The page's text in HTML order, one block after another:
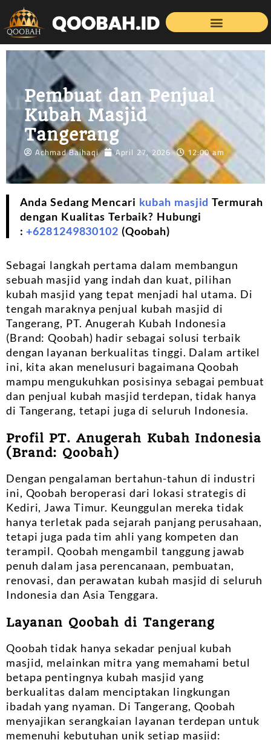
Pembuat dan Penjual
Kubah Masjid
Tangerang
Achmad Baihaqi April 27, 2026 12:00 am
Anda Sedang Mencari kubah masjid Termurah
dengan Kualitas Terbaik? Hubungi
:+6281249830102 (Qoobah)
Sebagai langkah pertama dalam membangun
sebuah masjid yang indah dan kuat, pilihan
kubah masjid yang tepat menjadi hal utama. Di
tengah maraknya penjual kubah masjid di
Tangerang, PT. Anugerah Kubah Indonesia
(Brand: Qoobah) hadir sebagai solusi terbaik
dengan layanan berkualitas tinggi. Dalam artikel
ini, kita akan menelusuri bagaimana Qoobah
mampu mengukuhkan posisinya sebagai pembuat
dan penjual kubah masjid terdepan, tidak hanya
di Tangerang, tetapi juga di seluruh Indonesia.
Profil PT. Anugerah Kubah Indonesia
(Brand: Qoobah)
Dengan pengalaman bertahun-tahun di industri
ini, Qoobah beroperasi dari lokasi strategis di
Kediri, Jawa Timur. Keunggulan mereka tidak
hanya terletak pada sejarah panjang perusahaan,
tetapi juga pada tim ahli yang kompeten dan
terampil. Qoobah mengambil tanggung jawab
penuh dalam jasa perencanaan, pembuatan,
renovasi, dan perawatan kubah masjid di seluruh
Indonesia dan Asia Tenggara.
Layanan Qoobah di Tangerang
Qoobah tidak hanya sekadar penjual kubah
masjid, melainkan mitra yang memahami betul
betapa pentingnya kubah masjid yang
berkualitas dalam menciptakan lingkungan
ibadah yang nyaman. Di Tangerang, Qoobah
menyajikan serangkaian layanan terdepan untuk
memenuhi kebutuhan unik setiap masjid: